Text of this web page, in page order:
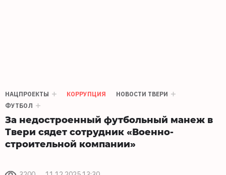
НАЦПРОЕКТЫ КОРРУПЦИЯ
НОВОСТИ ТВЕРИ
ФУТБОЛ
За недостроенный футбольный манеж в
Твери сядет сотрудник «Военно-
строительной компании»